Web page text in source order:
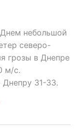
небольшой
северо-
грозы в Днепре
м/с.
Днепру 31-33.